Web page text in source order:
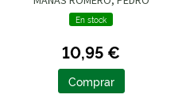
En stock
10,95 €
Comprar